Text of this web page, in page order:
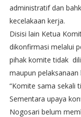
administratif dan
kecelakaan kerja.
Disisi lain Ketua
dikonfirmasi melalui
pihak komite tidak
maupun pelaksanaan
“Komite sama sekali
Sementara upaya
Nogosari belum